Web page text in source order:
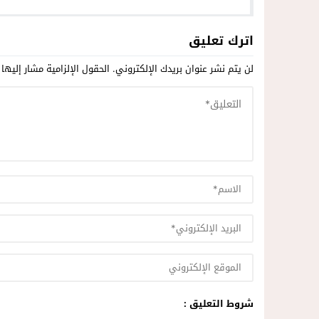
اترك تعليق
لن يتم نشر عنوان بريدك الإلكتروني. الحقول الإلزامية مشار
شروط التعليق :